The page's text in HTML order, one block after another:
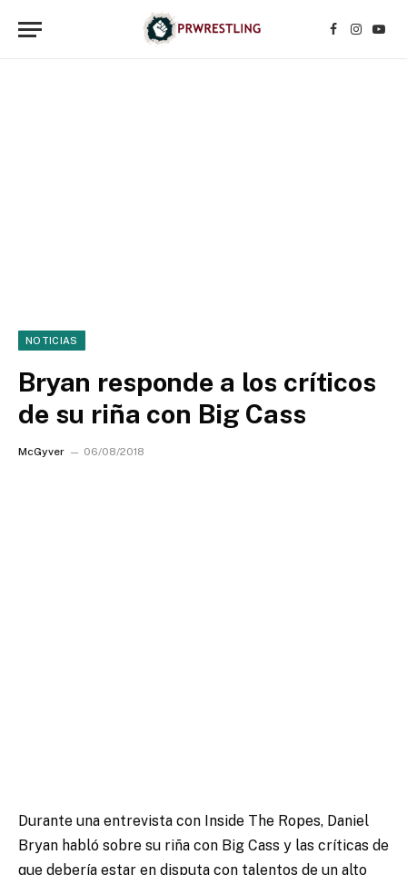
Facebook
NOTICIAS
Bryan responde a los críticos
de su riña con Big Cass
McGyver 06/08/2018
Durante una entrevista con Inside The Ropes, Daniel
Bryan habló sobre su riña con Big Cass y las críticas de
que debería estar en disputa con talentos de un alto